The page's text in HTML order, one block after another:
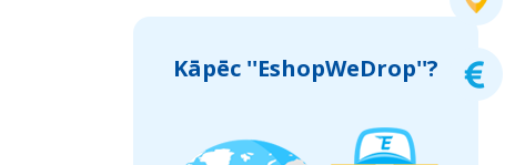
Kāpēc ''EshopWeDrop''?